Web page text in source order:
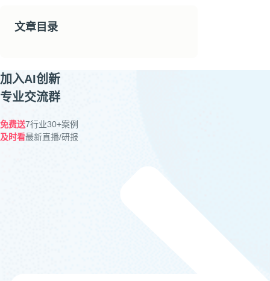
文章目录
加入AI创新
专业交流群
免费送7行业30+案例
及时看最新直播/研报